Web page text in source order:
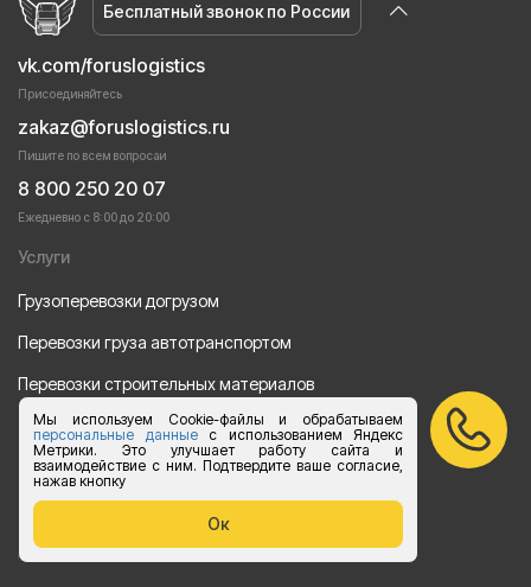
Мы используем Cookie-файлы и обрабатываем
персональные данныес использованием Яндекс
Метрики. Это улучшает работу сайта и
взаимодействие с ним. Подтвердите ваше согласие,
нажав кнопку
Ок
Бесплатный звонок по России
vk.com/foruslogistics
Присоединяйтесь
zakaz@foruslogistics.ru
Пишите по всем вопросаи
8 800 250 20 07
Ежедневно с 8:00 до 20:00
Услуги
Грузоперевозки догрузом
Перевозки груза автотранспортом
Перевозки строительных материалов
Перевозка оборудования
Перевозка продуктов питания
Переезд
Рефрежераторные перевозки